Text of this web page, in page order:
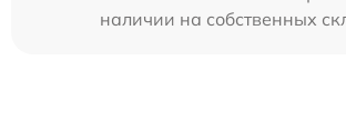
наличии на собственных